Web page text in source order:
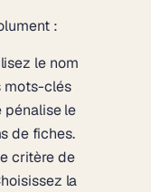
:
le nom
mots-clés
pénalise le
de fiches.
critère de
la